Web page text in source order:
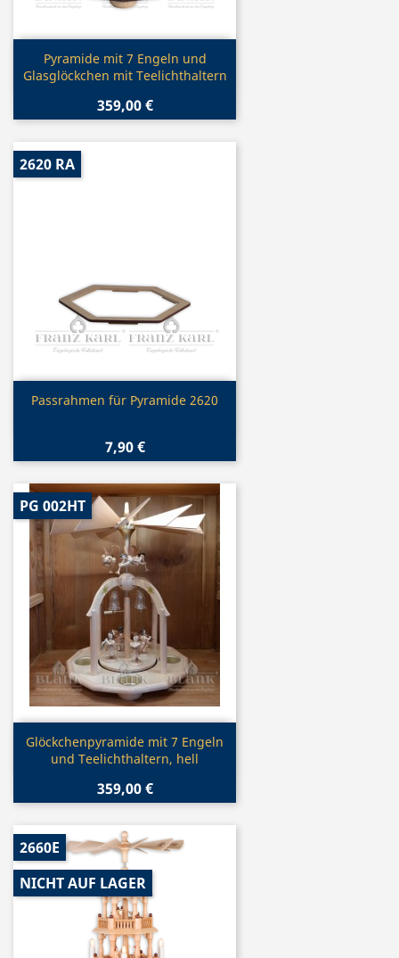
 Vorschau
Pyramide mit 7 Engeln und
Glasglöckchen mit Teelichthaltern
359,00 €
Vorschau
Passrahmen für Pyramide 2620
7,90 €
2620 RA
Vorschau
Glöckchenpyramide mit 7 Engeln
und Teelichthaltern, hell
359,00 €
PG 002HT
2660E
NICHT AUF LAGER